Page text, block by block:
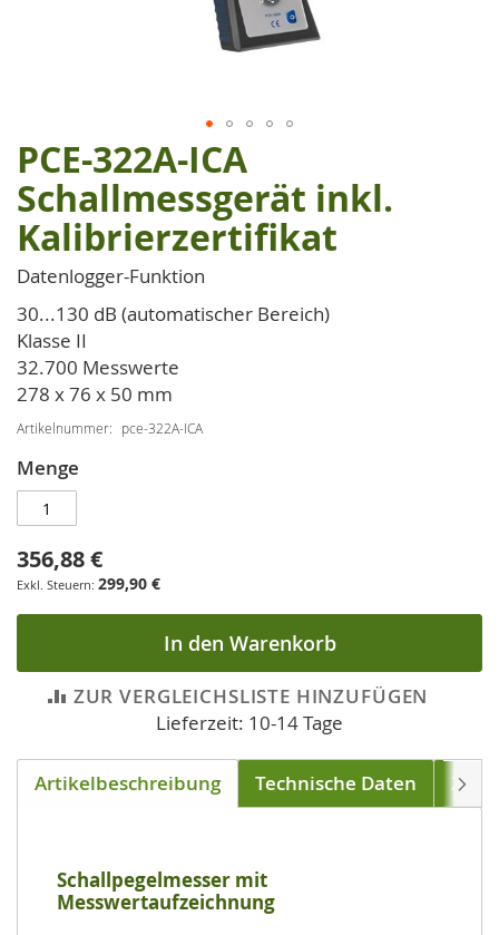
Zum
Anfang
der
Bildgalerie
springen
PCE-322A-ICA
Schallmessgerät inkl.
Kalibrierzertifikat
Datenlogger-Funktion
30...130 dB (automatischer Bereich)
Klasse II
32.700 Messwerte
278 x 76 x 50 mm
Artikelnummer pce-322A-ICA
Menge
356,88 €
299,90 €
In den Warenkorb
ZUR VERGLEICHSLISTE HINZUFÜGEN
Lieferzeit: 10-14 Tage
Artikelbeschreibung Technische Daten
Schallpegelmesser mit
Messwertaufzeichnung